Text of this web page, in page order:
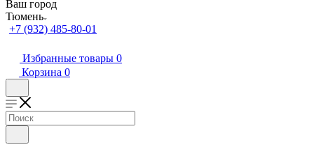
Ваш город
Тюмень
+7 (932) 485-80-01
Избранные товары 0
Корзина 0